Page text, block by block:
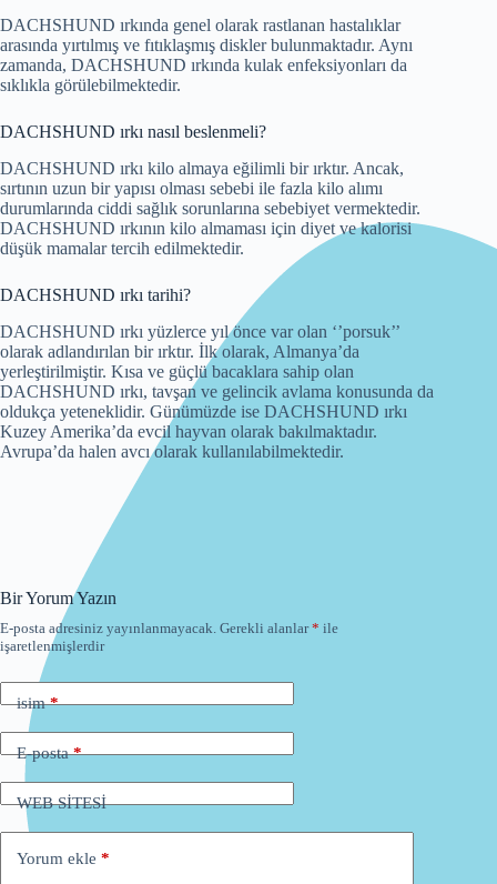
DACHSHUND ırkında genel olarak rastlanan hastalıklar
arasında yırtılmış ve fıtıklaşmış diskler bulunmaktadır. Aynı
zamanda, DACHSHUND ırkında kulak enfeksiyonları da
sıklıkla görülebilmektedir.
DACHSHUND ırkı nasıl beslenmeli?
DACHSHUND ırkı kilo almaya eğilimli bir ırktır. Ancak,
sırtının uzun bir yapısı olması sebebi ile fazla kilo alımı
durumlarında ciddi sağlık sorunlarına sebebiyet vermektedir.
DACHSHUND ırkının kilo almaması için diyet ve kalorisi
düşük mamalar tercih edilmektedir.
DACHSHUND ırkı tarihi?
DACHSHUND ırkı yüzlerce yıl önce var olan ‘’porsuk’’
olarak adlandırılan bir ırktır. İlk olarak, Almanya’da
yerleştirilmiştir. Kısa ve güçlü bacaklara sahip olan
DACHSHUND ırkı, tavşan ve gelincik avlama konusunda da
oldukça yeteneklidir. Günümüzde ise DACHSHUND ırkı
Kuzey Amerika’da evcil hayvan olarak bakılmaktadır.
Avrupa’da halen avcı olarak kullanılabilmektedir.
Bir Yorum Yazın
E-posta adresiniz yayınlanmayacak. Gerekli alanlar* ile
işaretlenmişlerdir
isim*
E-posta*
WEB SİTESİ
Yorum ekle *